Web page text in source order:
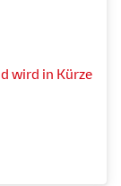
wird in Kürze